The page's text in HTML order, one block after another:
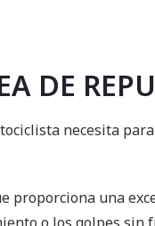
DE
necesita
proporciona una